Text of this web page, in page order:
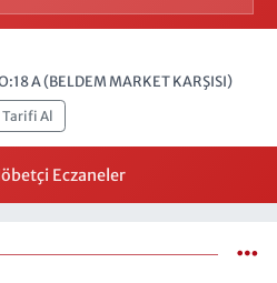
A (BELDEM MARKET KARŞISI)
Tarifi Al
Eczaneler